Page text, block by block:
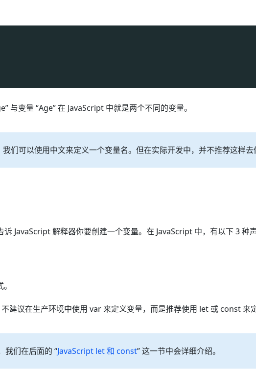
与变量 “Age” 在 JavaScript 中就是两个不同的变量。
们可以使用中文来定义一个变量名。但在实际开发中，并不推荐这样去
JavaScript 解释器你要创建一个变量。在 JavaScript 中，有以下 3 种
建议在生产环境中使用 var 来定义变量，而是推荐使用 let 或 const 来
我们在后面的 “JavaScript let 和 const” 这一节中会详细介绍。